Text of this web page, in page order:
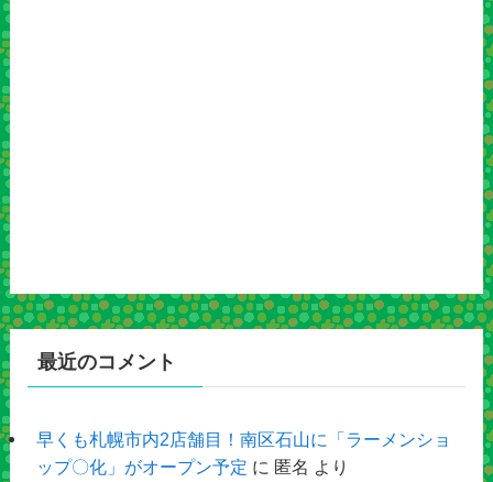
最近のコメント
早くも札幌市内2店舗目！南区石山に「ラーメンショ
ップ〇化」がオープン予定 に 匿名 より